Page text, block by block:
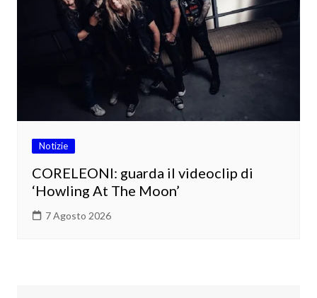
Notizie
CORELEONI: guarda il videoclip di
‘Howling At The Moon’
7 Agosto 2026